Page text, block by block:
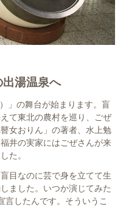
湯温泉へ
」の舞台が始まります。盲
て東北の農村を巡り、ごぜ
女おりん」の著者、水上勉
井の実家にはごぜさんが来
た。
目なのに芸で身を立てて生
ました。いつか演じてみた
言したんです。そういうこ